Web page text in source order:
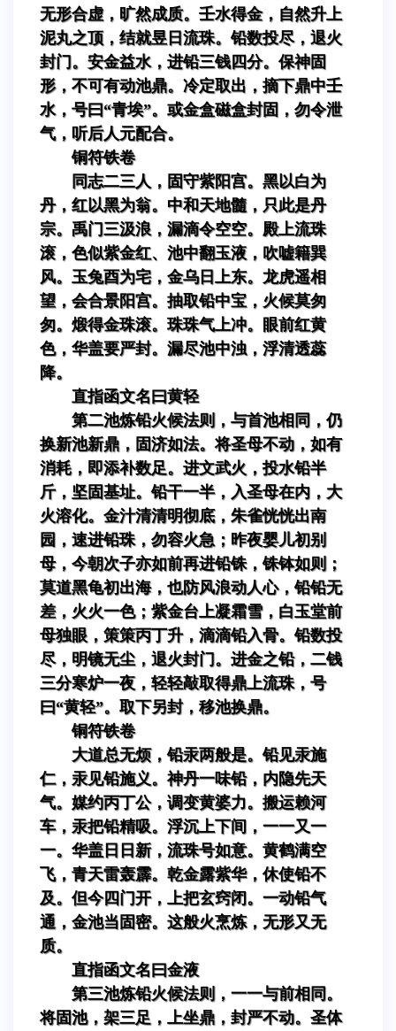
无形合虚，旷然成质。壬水得金，自然升上
泥丸之顶，结就昱日流珠。铅数投尽，退火
封门。安金益水，进铅三钱四分。保神固
形，不可有动池鼎。冷定取出，摘下鼎中壬
水，号曰“青埃”。或金盒磁盒封固，勿令泄
气，听后人元配合。
铜符铁卷
同志二三人，固守紫阳宫。黑以白为
丹，红以黑为翁。中和天地髓，只此是丹
宗。禹门三汲浪，漏滴令空空。殿上流珠
滚，色似紫金红、池中翻玉液，吹嘘籍巽
风。玉兔酉为宅，金乌日上东。龙虎遥相
望，会合景阳宫。抽取铅中宝，火候莫匆
匆。煅得金珠滚。珠珠气上冲。眼前红黄
色，华盖要严封。漏尽池中浊，浮清透蕊
降。
直指函文名曰黄轻
第二池炼铅火候法则，与首池相同，仍
换新池新鼎，固济如法。将圣母不动，如有
消耗，即添补数足。进文武火，投水铅半
斤，坚固基址。铅干一半，入圣母在内，大
火溶化。金汁清清明彻底，朱雀恍恍出南
园，速进铅珠，勿容火急；昨夜婴儿初别
母，今朝次子亦如前再进铅铢，铢钵如则；
莫道黑龟初出海，也防风浪动人心，铅铅无
差，火火一色；紫金台上凝霜雪，白玉堂前
母独眼，策策丙丁升，滴滴铅入骨。铅数投
尽，明镜无尘，退火封门。进金之铅，二钱
三分寒炉一夜，轻轻敲取得鼎上流珠，号
曰“黄轻”。取下另封，移池换鼎。
铜符铁卷
大道总无烦，铅汞两般是。铅见汞施
仁，汞见铅施义。神丹一味铅，内隐先天
气。媒约丙丁公，调变黄婆力。搬运赖河
车，汞把铅精吸。浮沉上下间，一一又一
一。华盖日日新，流珠号如意。黄鹤满空
飞，青天雷轰霹。乾金露紫华，休使铅不
及。但今四门开，上把玄窍闭。一动铅气
通，金池当固密。这般火烹炼，无形又无
质。
直指函文名曰金液
第三池炼铅火候法则，一一与前相同。
将固池，架三足，上坐鼎，封严不动。圣体